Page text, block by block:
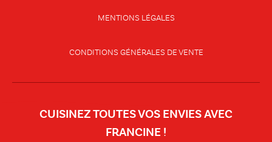
MENTIONS LÉGALES
CONDITIONS GÉNÉRALES DE VENTE
CUISINEZ TOUTES VOS ENVIES AVEC
FRANCINE !